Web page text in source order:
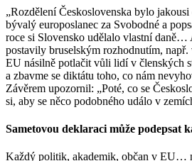
„Rozdělení Československa bylo
bývalý europoslanec za Svobodné a
roce si Slovensko udělalo vlastní daně…
postavily bruselským rozhodnutím,
EU násilně potlačit vůli lidí v členských
a zbavme se diktátu toho, co nám
Závěrem upozornil: „Poté, co se
si, aby se něco podobného událo v
Sametovou deklaraci může podepsat
Každý politik, akademik, občan v EU…